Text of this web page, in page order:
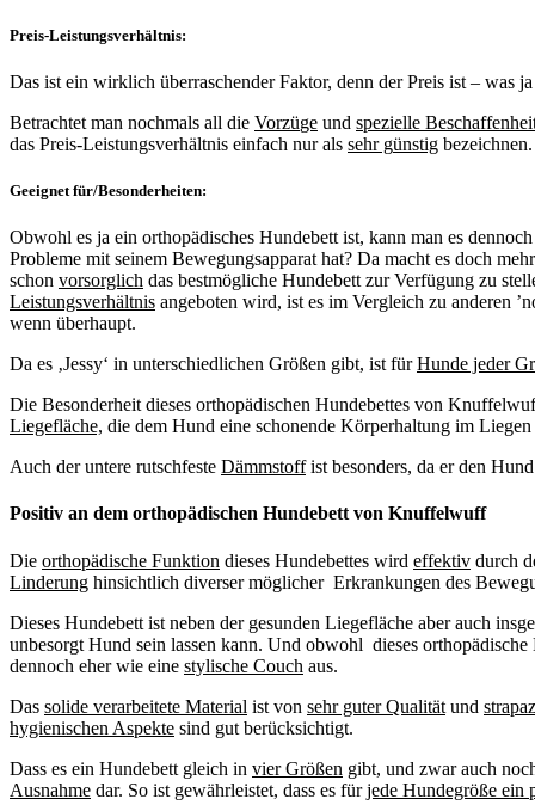
Preis-Leistungsverhältnis:
Das ist ein wirklich überraschender Faktor, denn der Preis ist – was
Betrachtet man nochmals all die Vorzüge und spezielle
das Preis-Leistungsverhältnis einfach nur als sehr günstig bezeichnen.
Geeignet für/Besonderheiten:
Obwohl es ja ein orthopädisches Hundebett ist, kann man es
Probleme mit seinem Bewegungsapparat hat? Da macht es doch
schon vorsorglich das bestmögliche Hundebett zur Verfügung zu
Leistungsverhältnis angeboten wird, ist es im Vergleich zu anderen
wenn überhaupt.
Da es ‚Jessy‘ in unterschiedlichen Größen gibt, ist fürHunde jeder Gr
Die Besonderheit dieses orthopädischen Hundebettes von
Liegefläche, die dem Hund eine schonende Körperhaltung im
Auch der untere rutschfeste Dämmstoffist besonders, da er den
Positiv an dem orthopädischen Hundebett von Knuffelwuff
Die orthopädische Funktion dieses Hundebettes wird effektiv durch
Linderung hinsichtlich diverser möglicher Erkrankungen des
Dieses Hundebett ist neben der gesunden Liegefläche aber auch
unbesorgt Hund sein lassen kann. Und obwohl dieses
dennoch eher wie eine stylische Couch aus.
Das solide verarbeitete Material ist von sehr guter Qualität und
hygienischen Aspekte sind gut berücksichtigt.
Dass es ein Hundebett gleich in vier Größen gibt, und zwar auch
Ausnahme dar. So ist gewährleistet, dass es fürjede Hundegröße ein